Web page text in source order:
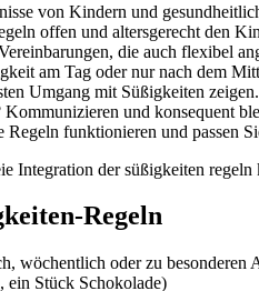
von Kindern und
offen und altersgerecht den
die auch flexibel
am Tag oder nur nach dem
Umgang mit Süßigkeiten zeigen.
Kommunizieren und konsequent
funktionieren und passen
Integration der süßigkeiten
Regeln
wöchentlich oder zu besonderen
ein Stück Schokolade)